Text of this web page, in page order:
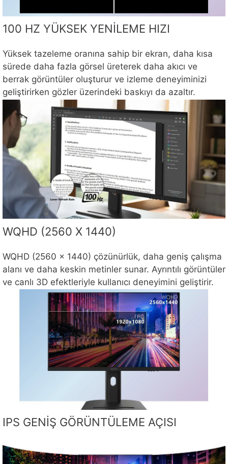
100 HZ YÜKSEK YENİLEME HIZI
Yüksek tazeleme oranına sahip bir ekran, daha kısa
sürede daha fazla görsel üreterek daha akıcı ve
berrak görüntüler oluşturur ve izleme deneyiminizi
geliştirirken gözler üzerindeki baskıyı da azaltır.
WQHD (2560 X 1440)
WQHD (2560 x 1440) çözünürlük, daha geniş çalışma
alanı ve daha keskin metinler sunar. Ayrıntılı görüntüler
ve canlı 3D efektleriyle kullanıcı deneyimini geliştirir.
IPS GENİŞ GÖRÜNTÜLEME AÇISI